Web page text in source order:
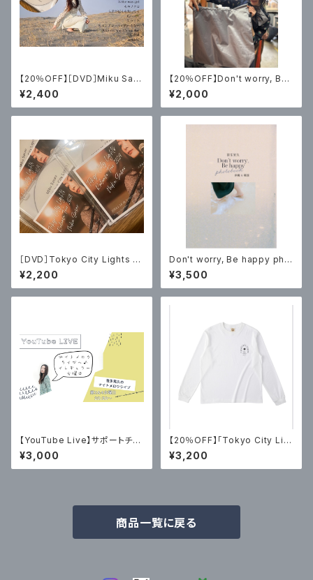
【20％OFF】［DVD］Miku Sas
ao「She was a girl」release
tour 2022 at三軒茶屋GrapeF
ruitMoon
¥2,400
【20％OFF】Don't worry, Be
happy 2way bag
¥2,000
［DVD］Tokyo City Lights R
elease Tour 2024 （2024.1/
14 at Grapefruit Moon）
¥2,200
Don't worry, Be happy pho
tobook 沖縄&韓国
¥3,500
【YouTube Live】サポートチケ
ット
¥3,000
【20％OFF】「Tokyo City Lig
hts 2」オーガニックコットン・ロ
ングTシャツ
¥3,200
商品一覧に戻る